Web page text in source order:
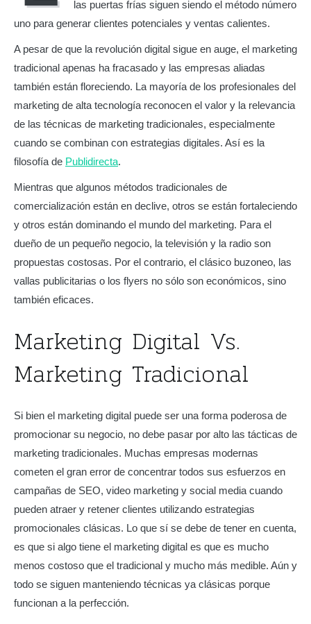
las puertas frías siguen siendo el método número
uno para generar clientes potenciales y ventas calientes.
A pesar de que la revolución digital sigue en auge, el marketing
tradicional apenas ha fracasado y las empresas aliadas
también están floreciendo. La mayoría de los profesionales del
marketing de alta tecnología reconocen el valor y la relevancia
de las técnicas de marketing tradicionales, especialmente
cuando se combinan con estrategias digitales. Así es la
filosofía de Publidirecta.
Mientras que algunos métodos tradicionales de
comercialización están en declive, otros se están fortaleciendo
y otros están dominando el mundo del marketing. Para el
dueño de un pequeño negocio, la televisión y la radio son
propuestas costosas. Por el contrario, el clásico buzoneo, las
vallas publicitarias o los flyers no sólo son económicos, sino
también eficaces.
Marketing Digital Vs.
Marketing Tradicional
Si bien el marketing digital puede ser una forma poderosa de
promocionar su negocio, no debe pasar por alto las tácticas de
marketing tradicionales. Muchas empresas modernas
cometen el gran error de concentrar todos sus esfuerzos en
campañas de SEO, video marketing y social media cuando
pueden atraer y retener clientes utilizando estrategias
promocionales clásicas. Lo que sí se debe de tener en cuenta,
es que si algo tiene el marketing digital es que es mucho
menos costoso que el tradicional y mucho más medible. Aún y
todo se siguen manteniendo técnicas ya clásicas porque
funcionan a la perfección.